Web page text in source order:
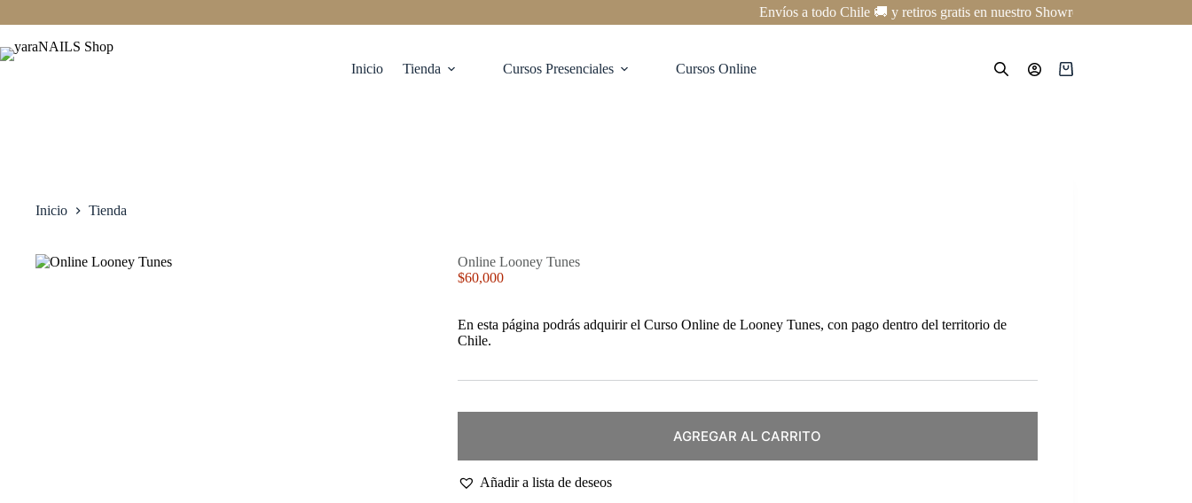
al
contenido
Envíos a todo Chile 🚚 y retiros gratis en nuestro Showroom en Providencia
Inicio Tienda Cursos Presenciales Cursos Online
Carro
Inicio Tienda
Online Looney Tunes
$60,000
En esta página podrás adquirir el Curso Online de Looney Tunes, con pago dentro del territorio de
Chile.
AGREGAR AL CARRITO
Añadir a lista de deseos